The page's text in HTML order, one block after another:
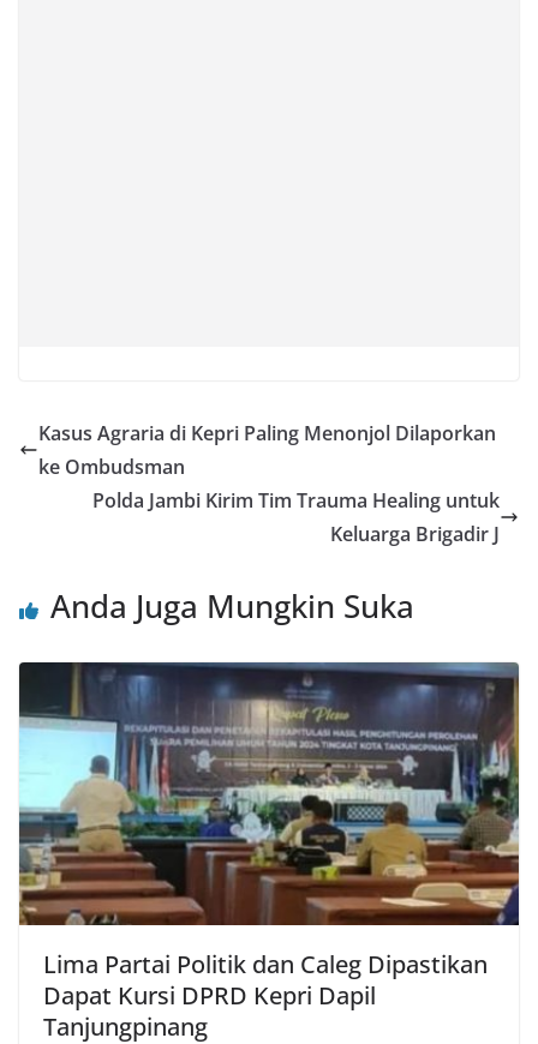
Kasus Agraria di Kepri Paling Menonjol Dilaporkan
ke Ombudsman
Polda Jambi Kirim Tim Trauma Healing untuk
Keluarga Brigadir J
Anda Juga Mungkin Suka
Lima Partai Politik dan Caleg Dipastikan
Dapat Kursi DPRD Kepri Dapil
Tanjungpinang